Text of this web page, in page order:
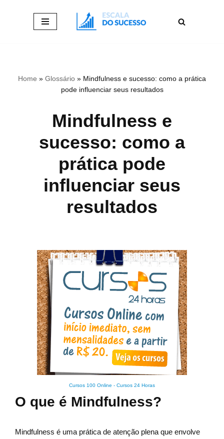
Home » Glossário » Mindfulness e sucesso: como a prática
pode influenciar seus resultados
Mindfulness e
sucesso: como a
prática pode
influenciar seus
resultados
Cursos 100 Online - Cursos 24 Horas
O que é Mindfulness?
Mindfulness é uma prática de atenção plena que envolve